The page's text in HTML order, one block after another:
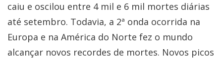
caiu e oscilou entre 4 mil e 6 mil mortes diárias
até setembro. Todavia, a 2ª onda ocorrida na
Europa e na América do Norte fez o mundo
alcançar novos recordes de mortes. Novos picos